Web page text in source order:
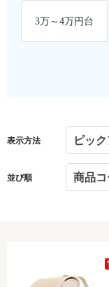
3万～4万円台
表示方法
並び順